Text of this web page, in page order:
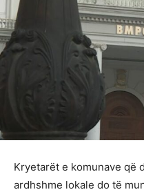
Kryetarët e komunave që
ardhshme lokale do të